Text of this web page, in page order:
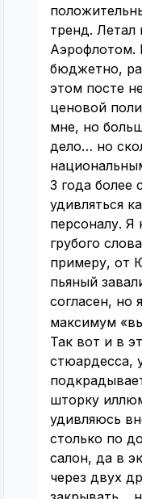
тренд. Летал
Аэрофлотом.
бюджетно,
этом посте
ценовой
мне, но
дело… но
3 года более
удивляться
персоналу. Я
грубого
примеру, от
пьяный
согласен, но
максимум
Так вот и в
стюардесса,
шторку
удивляюсь
столько по
салон, да в
через двух